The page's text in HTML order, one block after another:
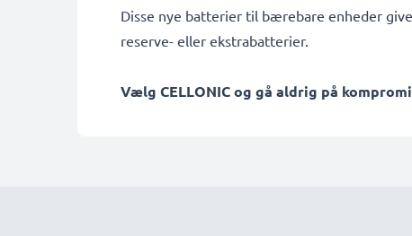
Disse nye batterier til bærebare enheder
reserve- eller ekstrabatterier.
Vælg CELLONIC og gå aldrig på